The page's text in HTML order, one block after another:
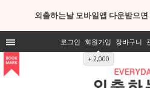
외출하는날 모바일앱 다운받으면
로그인 회원가입
+ 2,000
장바구니